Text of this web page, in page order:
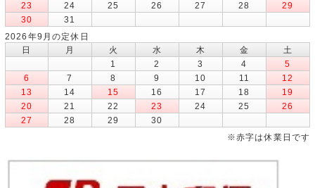
23
24 25 26 27 28
29
30
31
2026年9月の定休日
日
月 火 水 木 金
土
1
2 3 4
5
6
7 8 9 10 11
12
13
14 15 16 17 18
19
20
21 22 23 24 25
26
27
28 29
30
※赤字は休業日です